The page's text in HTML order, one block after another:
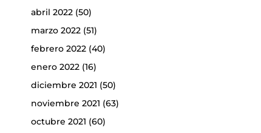
abril 2022(50)
marzo 2022(51)
febrero 2022(40)
enero 2022(16)
diciembre 2021 (50)
noviembre 2021 (63)
octubre 2021 (60)